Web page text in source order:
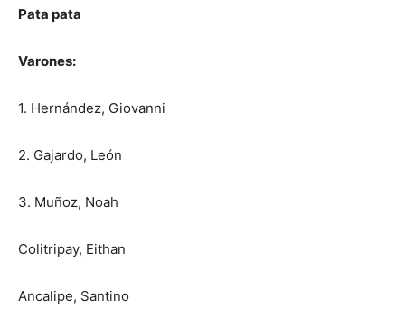
Pata pata
Varones:
1. Hernández, Giovanni
2. Gajardo, León
3. Muñoz, Noah
Colitripay, Eithan
Ancalipe, Santino